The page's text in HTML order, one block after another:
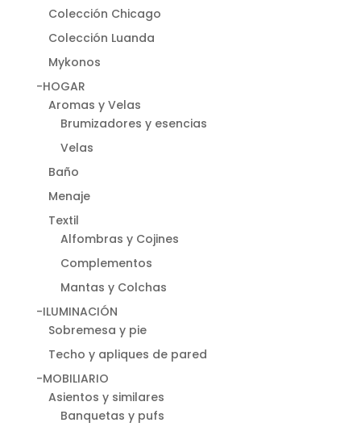
Colección Chicago
Colección Luanda
Mykonos
-HOGAR
Aromas y Velas
Brumizadores y esencias
Velas
Baño
Menaje
Textil
Alfombras y Cojines
Complementos
Mantas y Colchas
-ILUMINACIÓN
Sobremesa y pie
Techo y apliques de pared
-MOBILIARIO
Asientos y similares
Banquetas y pufs